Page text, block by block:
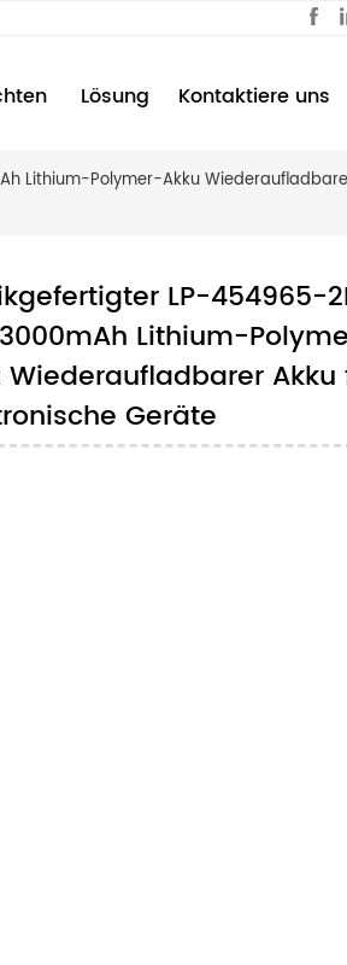
Lösung Kontaktiere uns
Lithium-Polymer-Akku
LP-454965-
Lithium-
Wiederaufladbarer Akku
Geräte